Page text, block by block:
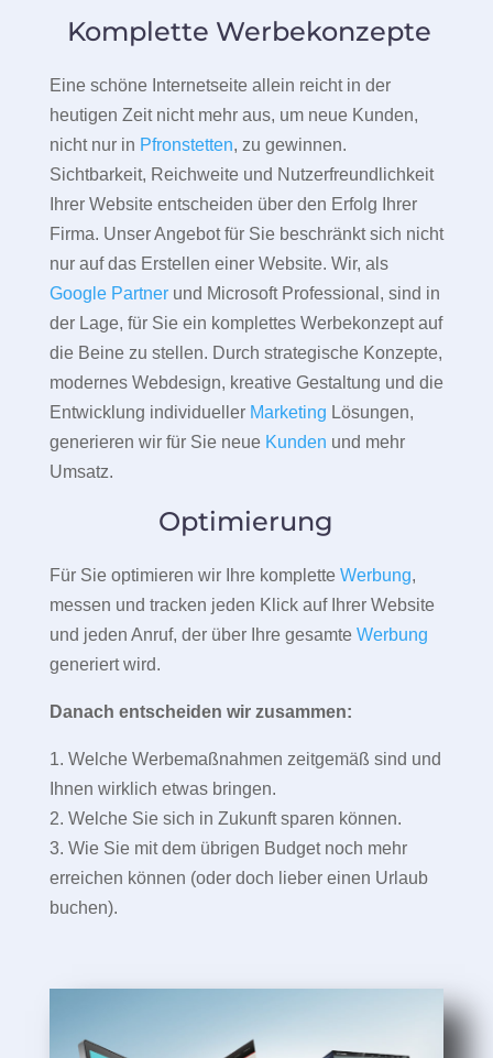
Komplette Werbekonzepte
Eine schöne Internetseite allein reicht in der
heutigen Zeit nicht mehr aus, um neue Kunden,
nicht nur in Pfronstetten, zu gewinnen.
Sichtbarkeit, Reichweite und Nutzerfreundlichkeit
Ihrer Website entscheiden über den Erfolg Ihrer
Firma. Unser Angebot für Sie beschränkt sich nicht
nur auf das Erstellen einer Website. Wir, als
Google Partnerund Microsoft Professional, sind in
der Lage, für Sie ein komplettes Werbekonzept auf
die Beine zu stellen. Durch strategische Konzepte,
modernes Webdesign, kreative Gestaltung und die
Entwicklung individueller Marketing Lösungen,
generieren wir für Sie neue Kunden und mehr
Umsatz.
Optimierung
Für Sie optimieren wir Ihre komplette Werbung,
messen und tracken jeden Klick auf Ihrer Website
und jeden Anruf, der über Ihre gesamte Werbung
generiert wird.
Danach entscheiden wir zusammen:
1. Welche Werbemaßnahmen zeitgemäß sind und
Ihnen wirklich etwas bringen.
2. Welche Sie sich in Zukunft sparen können.
3. Wie Sie mit dem übrigen Budget noch mehr
erreichen können (oder doch lieber einen Urlaub
buchen).